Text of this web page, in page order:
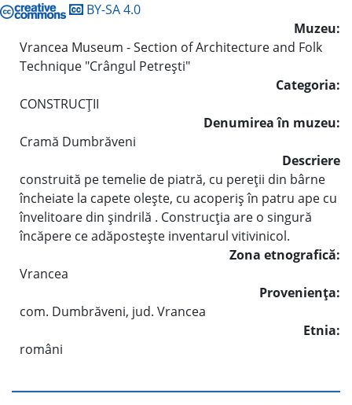
BY-SA 4.0
Muzeu:
Vrancea Museum - Section of Architecture and Folk
Technique "Crângul Petreşti"
Categoria:
CONSTRUCŢII
Denumirea în muzeu:
Cramă Dumbrăveni
Descriere
construită pe temelie de piatră, cu pereţii din bârne
încheiate la capete oleşte, cu acoperiş în patru ape cu
învelitoare din şindrilă . Construcţia are o singură
încăpere ce adăposteşte inventarul vitivinicol.
Zona etnografică:
Vrancea
Provenienţa:
com. Dumbrăveni, jud. Vrancea
Etnia:
români